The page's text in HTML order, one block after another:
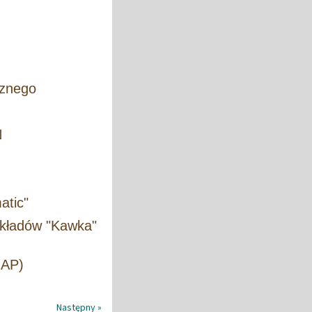
"Kawka"
Następny »